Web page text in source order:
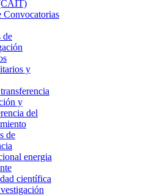
Convocatorias
de
y
y
del
de
energia
científica